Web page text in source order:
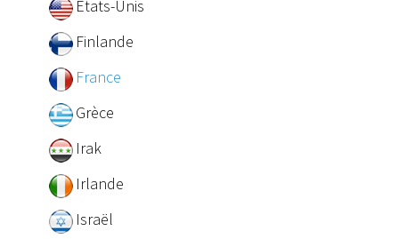
Etats-Unis
Finlande
France
Grèce
Irak
Irlande
Israël